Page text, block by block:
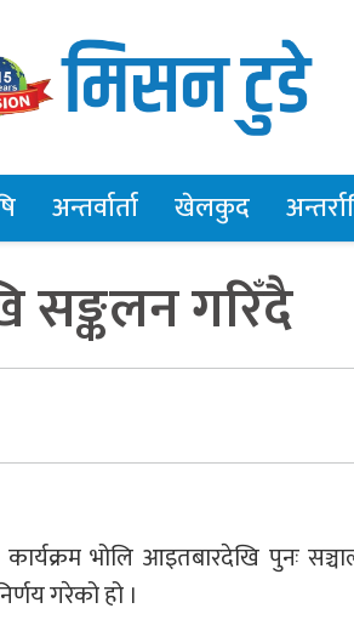
अन्तर्वार्ता खेलकुद
सङ्कलन गरिँदै
भोलि आइतबारदेखि पुनः
गरेको हो ।